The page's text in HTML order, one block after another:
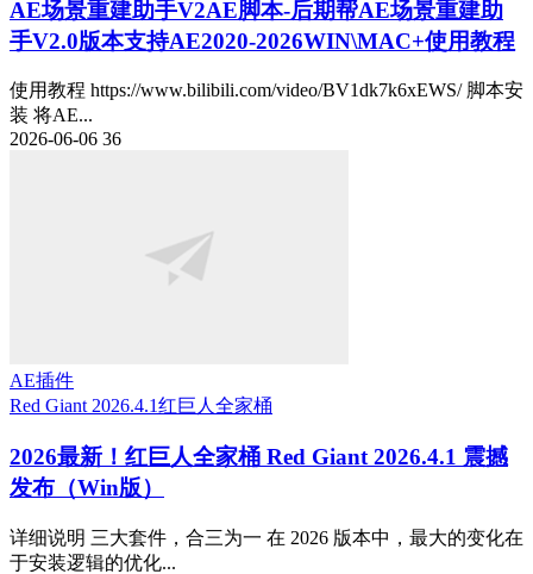
AE场景重建助手V2AE脚本-后期帮AE场景重建助
手V2.0版本支持AE2020-2026WIN\MAC+使用教程
使用教程 https://www.bilibili.com/video/BV1dk7k6xEWS/ 脚本安
装 将AE...
2026-06-06 36
AE插件
Red Giant 2026.4.1红巨人全家桶
2026最新！红巨人全家桶 Red Giant 2026.4.1 震撼
发布（Win版）
详细说明 三大套件，合三为一 在 2026 版本中，最大的变化在
于安装逻辑的优化...